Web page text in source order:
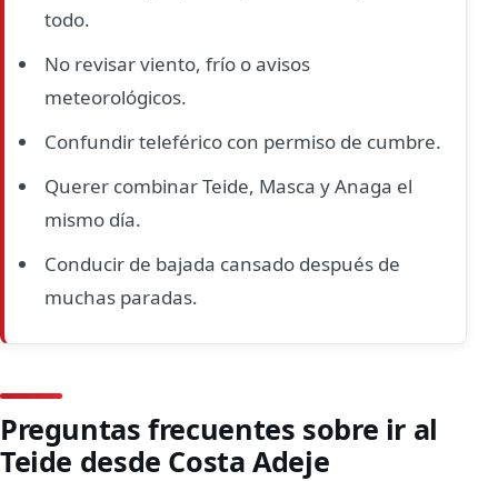
todo.
No revisar viento, frío o avisos
meteorológicos.
Confundir teleférico con permiso de cumbre.
Querer combinar Teide, Masca y Anaga el
mismo día.
Conducir de bajada cansado después de
muchas paradas.
Preguntas frecuentes sobre ir al
Teide desde Costa Adeje